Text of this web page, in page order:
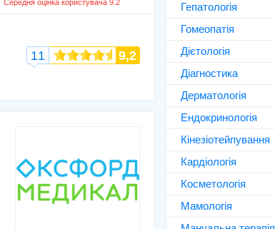
11 9,2
Гепатологія
Гомеопатія
Дієтологія
Діагностика
Дерматологія
Ендокринологія
Кінезіотейпування
Кардіологія
Косметологія
Мамологія